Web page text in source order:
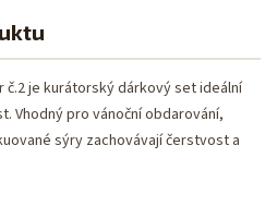
je kurátorský dárkový set ideální
Vhodný pro vánoční obdarování,
sýry zachovávají čerstvost a